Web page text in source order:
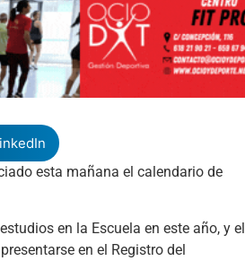
esta mañana el calendario de
en la Escuela en este año, y el
en el Registro del